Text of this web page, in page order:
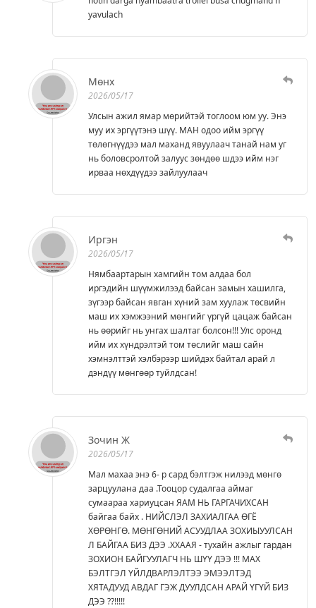
yavulach
Мөнх
2026/05/17
Улсын ажил ямар мөрийтэй тоглоом юм уу. Энэ
муу их эргүүтэнэ шүү. МАН одоо ийм эргүү
төлөгнүүдээ мал маханд явуулаач танай нам уг
нь боловсролтой залуус зөндөө шдээ ийм нэг
ирваа нөхдүүдээ зайлуулаач
Иргэн
2026/05/17
Нямбаартарын хамгийн том алдаа бол
иргэдийн шүүмжилээд байсан замын хашилга,
зүгээр байсан явган хүний зам хуулаж төсвийн
маш их хэмжээний мөнгийг үргүй цацаж байсан
нь өөрийг нь унгах шалтаг болсон!!! Улс оронд
ийм их хүндрэлтэй том төслийг маш сайн
хэмнэлттэй хэлбэрээр шийдэх байтал арай л
дэндүү мөнгөөр туйлдсан!
Зочин Ж
2026/05/17
Мал махаа энэ 6- р сард бэлтгэж нилээд мөнгө
зарцуулана даа .Тооцор судалгаа аймаг
сумаараа хариуцсан ЯАМ НЬ ГАРГАЧИХСАН
байгаа байх . НИЙСЛЭЛ ЗАХИАЛГАА ӨГЁ
ХӨРӨНГӨ. МӨНГӨНИЙ АСУУДЛАА ЗОХИЫУУЛСАН
Л БАЙГАА БИЗ ДЭЭ .ХХААЯ - тухайн ажлыг гардан
ЗОХИОН БАЙГУУЛАГЧ НЬ ШҮҮ ДЭЭ !!! МАХ
БЭЛТГЭЛ ҮЙЛДВАРЛЭЛТЭЭ ЭМЭЭЛТЭД
ХЯТАДУУД АВДАГ ГЭЖ ДУУЛДСАН АРАЙ ҮГҮЙ БИЗ
ДЭЭ ??!!!!!